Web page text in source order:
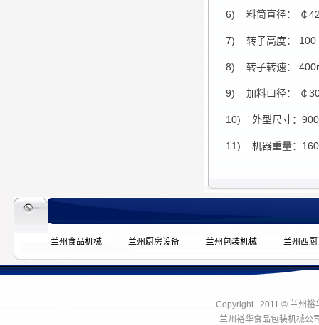
6) 料筒直径： ￠
7) 转子高度： 100
8) 转子转速：
9) 加料口径： ￠
10) 外型尺寸：
11) 机器重量：
兰州食品机械 兰州厨房设备 兰州包装机械 兰州西
Copyright 2011 © 兰州裕
兰州裕华食品包装机械公